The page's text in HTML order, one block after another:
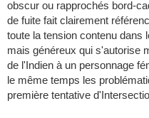
obscur ou rapprochés bord-
de fuite fait clairement
toute la tension contenu dans
mais généreux qui s'autorise
de l'Indien à un personnage
le même temps les
première tentative